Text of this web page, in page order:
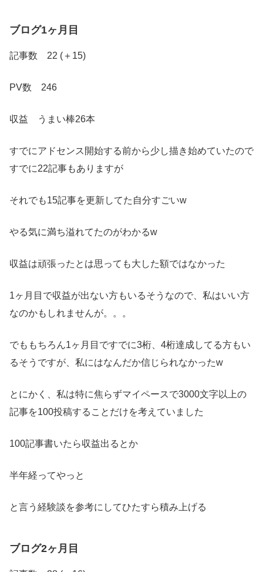
ブログ1ヶ月目
記事数 22 (＋15)
PV数 246
収益 うまい棒26本
すでにアドセンス開始する前から少し描き始めていたので
すでに22記事もありますが
それでも15記事を更新してた自分すごいw
やる気に満ち溢れてたのがわかるw
収益は頑張ったとは思っても大した額ではなかった
1ヶ月目で収益が出ない方もいるそうなので、私はいい方
なのかもしれませんが。。。
でももちろん1ヶ月目ですでに3桁、4桁達成してる方もい
るそうですが、私にはなんだか信じられなかったw
とにかく、私は特に焦らずマイペースで3000文字以上の
記事を100投稿することだけを考えていました
100記事書いたら収益出るとか
半年経ってやっと
と言う経験談を参考にしてひたすら積み上げる
ブログ2ヶ月目